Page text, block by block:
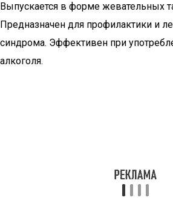
Выпускается в форме жевательных
Предназначен для профилактики и
синдрома. Эффективен при
алкоголя.